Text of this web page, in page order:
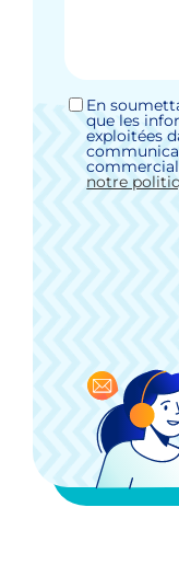
Sans
titre
En
que les
exploitées
notre